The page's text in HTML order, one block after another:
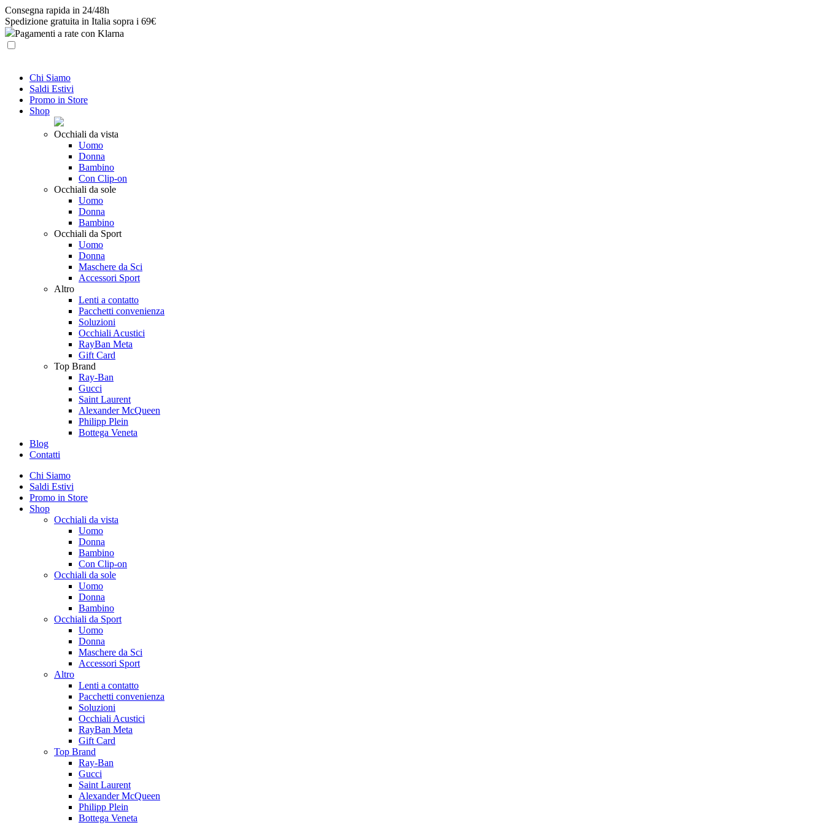
Skip
to
content
Consegna rapida in 24/48h
Spedizione gratuita in Italia sopra i 69€
Pagamenti a rate con Klarna
Chi Siamo
Saldi Estivi
Promo in Store
Shop
Occhiali da vista
Uomo
Donna
Bambino
Con Clip-on
Occhiali da sole
Uomo
Donna
Bambino
Occhiali da Sport
Uomo
Donna
Maschere da Sci
Accessori Sport
Altro
Lenti a contatto
Pacchetti convenienza
Soluzioni
Occhiali Acustici
RayBan Meta
Gift Card
Top Brand
Ray-Ban
Gucci
Saint Laurent
Alexander McQueen
Philipp Plein
Bottega Veneta
Blog
Contatti
Chi Siamo
Saldi Estivi
Promo in Store
Shop
Occhiali da vista
Uomo
Donna
Bambino
Con Clip-on
Occhiali da sole
Uomo
Donna
Bambino
Occhiali da Sport
Uomo
Donna
Maschere da Sci
Accessori Sport
Altro
Lenti a contatto
Pacchetti convenienza
Soluzioni
Occhiali Acustici
RayBan Meta
Gift Card
Top Brand
Ray-Ban
Gucci
Saint Laurent
Alexander McQueen
Philipp Plein
Bottega Veneta